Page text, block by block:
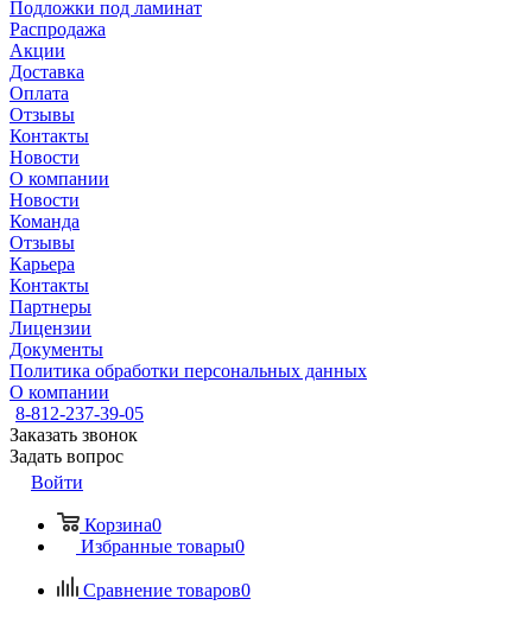
Подложки под ламинат
Распродажа
Акции
Доставка
Оплата
Отзывы
Контакты
Новости
О компании
Новости
Команда
Отзывы
Карьера
Контакты
Партнеры
Лицензии
Документы
Политика обработки персональных данных
О компании
8-812-237-39-05
Заказать звонок
Задать вопрос
Войти
Корзина0
Избранные товары0
Сравнение товаров0